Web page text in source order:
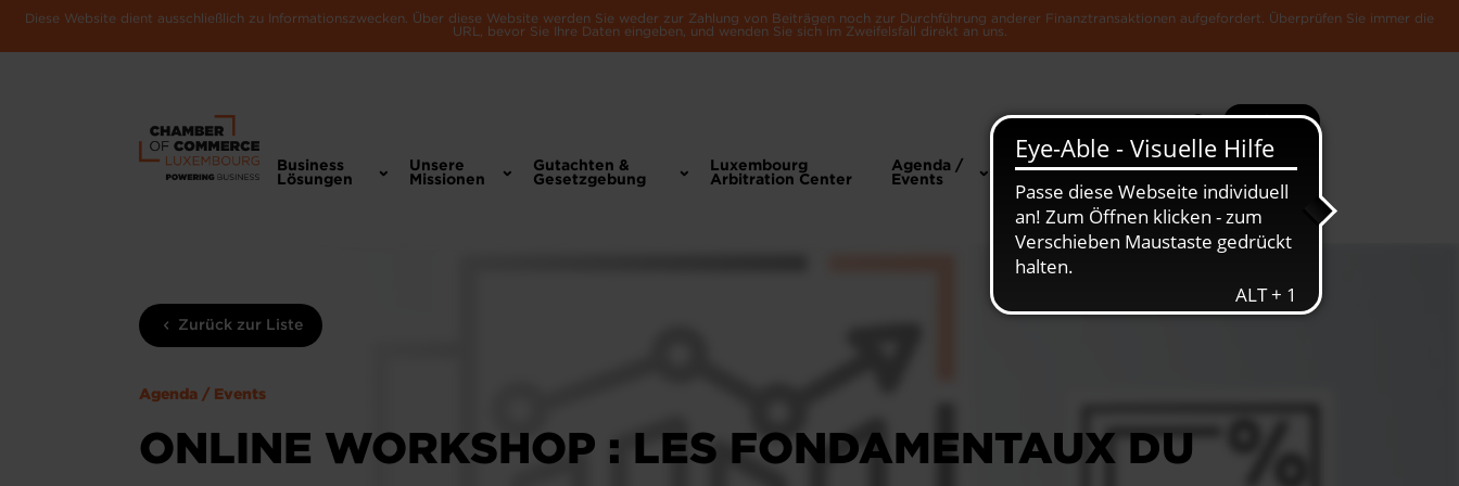
Diese Website dient ausschließlich zu Informationszwecken. Über diese Website werden Sie weder zur Zahlung von Beiträgen noch zur Durchführung anderer Finanztransaktionen aufgefordert. Überprüfen Sie immer die
URL, bevor Sie Ihre Daten eingeben, und wenden Sie sich im Zweifelsfall direkt an uns.
Suche Mehr
Business
Lösungen
Unsere
Missionen
Gutachten &
Gesetzgebung
Luxembourg
Arbitration Center
Agenda /
Events
News &
Die Luxemburger
Zurück zur Liste
Agenda / Events
ONLINE WORKSHOP : LES FONDAMENTAUX DU